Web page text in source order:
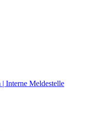
Interne Meldestelle